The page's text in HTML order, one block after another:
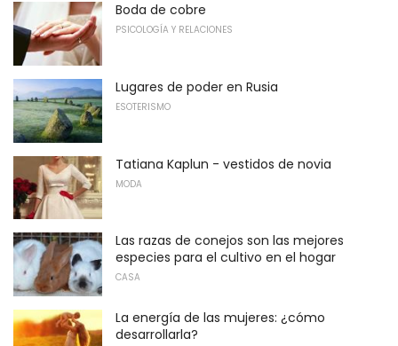
Boda de cobre
PSICOLOGÍA Y RELACIONES
Lugares de poder en Rusia
ESOTERISMO
Tatiana Kaplun - vestidos de novia
MODA
Las razas de conejos son las mejores
especies para el cultivo en el hogar
CASA
La energía de las mujeres: ¿cómo
desarrollarla?